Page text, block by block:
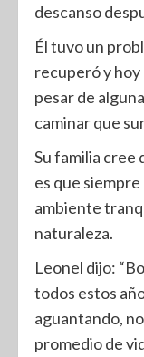
descanso
Él tuvo un
recuperó y hoy
pesar de
caminar que
Su familia cree
es que
ambiente
naturaleza.
Leonel dijo:
todos estos
aguantando,
promedio de